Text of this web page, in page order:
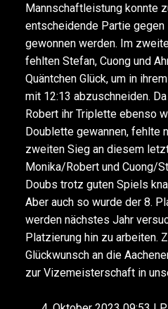
Mannschaftleistung konnte
entscheidende Partie gegen
gewonnen werden. Im
fehlten Stefan, Cuong und
Quäntchen Glück, um in
mit 12:13 abzuschneiden.
Robert ihr Triplette ebenso
Doublette gewannen, fehlte
zweiten Sieg an diesem
Monika/Robert und Cuong/
Doubs trotz guten Spiels
Aber auch so wurde der 8.
werden nächstes Jahr
Platzierung hin zu arbeiten.
Glückwunsch an die
zur Vizemeisterschaft in